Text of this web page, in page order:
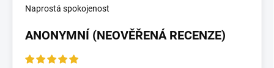
Naprostá spokojenost
ANONYMNÍ (NEOVĚŘENÁ RECENZE)